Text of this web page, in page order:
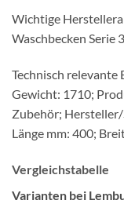
Wichtige
Waschbecken Serie
Technisch
Gewicht: 1710;
Zubehör; Hersteller/
Länge mm: 400;
Vergleichstabelle
Varianten bei